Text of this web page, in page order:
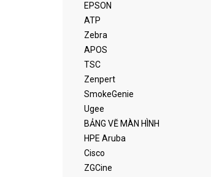
EPSON
ATP
Zebra
APOS
TSC
Zenpert
SmokeGenie
Ugee
BẢNG VẼ MÀN HÌNH
HPE Aruba
Cisco
ZGCine